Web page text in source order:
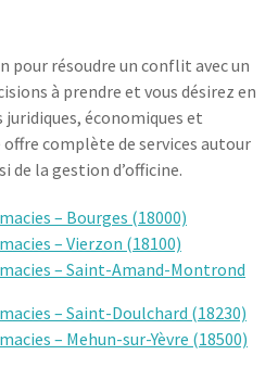
pour résoudre un conflit avec un
à prendre et vous désirez en
économiques et
complète de services autour
de la gestion d’officine.
– Bourges (18000)
– Vierzon (18100)
– Saint-Amand-Montrond
– Saint-Doulchard (18230)
– Mehun-sur-Yèvre (18500)